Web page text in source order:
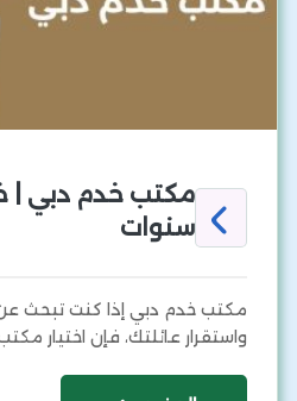
سنوات
مكتب خدم دبي إذا كنت تبحث عن
واستقرار عائلتك، فإن اختيار